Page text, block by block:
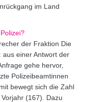
im Land
der Fraktion Die
einer Antwort der
gehe hervor,
Polizeibeamtinnen
bewegt sich die Zahl
(167). Dazu